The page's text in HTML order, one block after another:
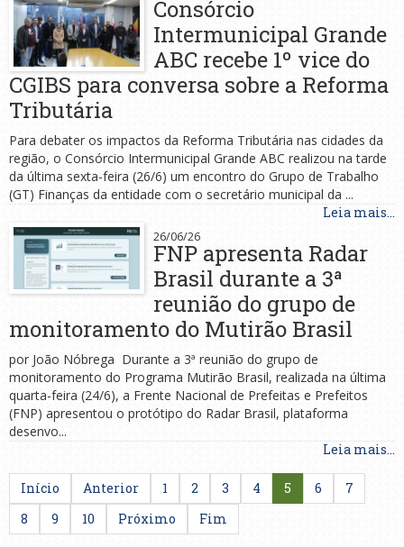
Consórcio
Intermunicipal Grande
ABC recebe 1º vice do
CGIBS para conversa sobre a Reforma
Tributária
Para debater os impactos da Reforma Tributária nas cidades da
região, o Consórcio Intermunicipal Grande ABC realizou na tarde
da última sexta-feira (26/6) um encontro do Grupo de Trabalho
(GT) Finanças da entidade com o secretário municipal da ...
Leia mais...
26/06/26
FNP apresenta Radar
Brasil durante a 3ª
reunião do grupo de
monitoramento do Mutirão Brasil
por João Nóbrega Durante a 3ª reunião do grupo de
monitoramento do Programa Mutirão Brasil, realizada na última
quarta-feira (24/6), a Frente Nacional de Prefeitas e Prefeitos
(FNP) apresentou o protótipo do Radar Brasil, plataforma
desenvo...
Leia mais...
Início Anterior 1 2 3 4 5 6
7
8
9 10 Próximo Fim